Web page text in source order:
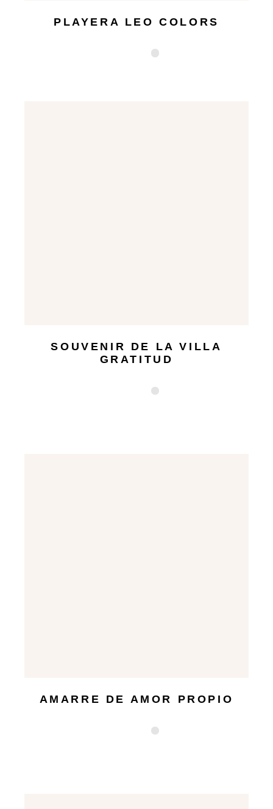
PLAYERA LEO COLORS
SOUVENIR DE LA VILLA
GRATITUD
AMARRE DE AMOR PROPIO